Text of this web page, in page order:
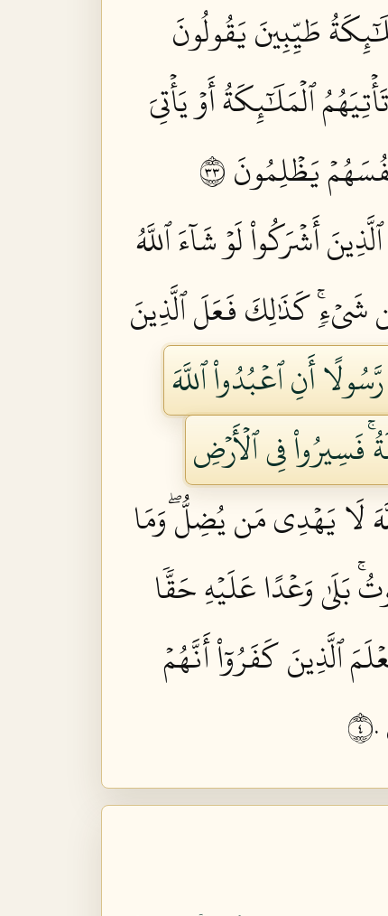
طَيِّبِينَ يَقُولُونَ
ٱلۡمَلَٰٓئِكَةُ أَوۡ يَأۡتِيَ
يَظۡلِمُونَ ٣٣
أَشۡرَكُواْ لَوۡ شَآءَ ٱللَّهُ
شَيۡءٖۚ كَذَٰلِكَ فَعَلَ ٱلَّذِينَ
أَنِ ٱعۡبُدُواْ ٱللَّهَ
فِي ٱلۡأَرۡضِ
لَا يَهۡدِي مَن يُضِلُّۖ وَمَا
بَلَىٰ وَعۡدًا عَلَيۡهِ حَقّٗا
ٱلَّذِينَ كَفَرُوٓاْ أَنَّهُمۡ